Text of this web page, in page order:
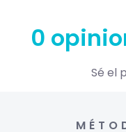
0
Sé el